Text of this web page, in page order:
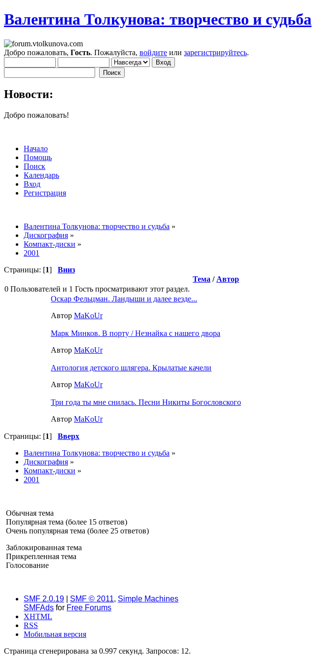
Валентина Толкунова: творчество и судьба
Добро пожаловать, Гость. Пожалуйста, войдите или зарегистрируйтесь.
Новости:
Добро пожаловать!
Начало
Помощь
Поиск
Календарь
Вход
Регистрация
Валентина Толкунова: творчество и судьба »
Дискография »
Компакт-диски »
2001
Страницы: [1] Вниз
Тема / Автор
0 Пользователей и 1 Гость просматривают этот раздел.
Оскар Фельцман. Ландыши и далее везде...
Автор MaKoUr
Марк Минков. В порту / Незнайка с нашего двора
Автор MaKoUr
Антология детского шлягера. Крылатые качели
Автор MaKoUr
Три года ты мне снилась. Песни Никиты Богословского
Автор MaKoUr
Страницы: [1] Вверх
Валентина Толкунова: творчество и судьба »
Дискография »
Компакт-диски »
2001
Обычная тема
Популярная тема (более 15 ответов)
Очень популярная тема (более 25 ответов)
Заблокированная тема
Прикрепленная тема
Голосование
SMF 2.0.19 SMF © 2011, Simple Machines
SMFAds for Free Forums
XHTML
RSS
Мобильная версия
Страница сгенерирована за 0.997 секунд. Запросов: 12.